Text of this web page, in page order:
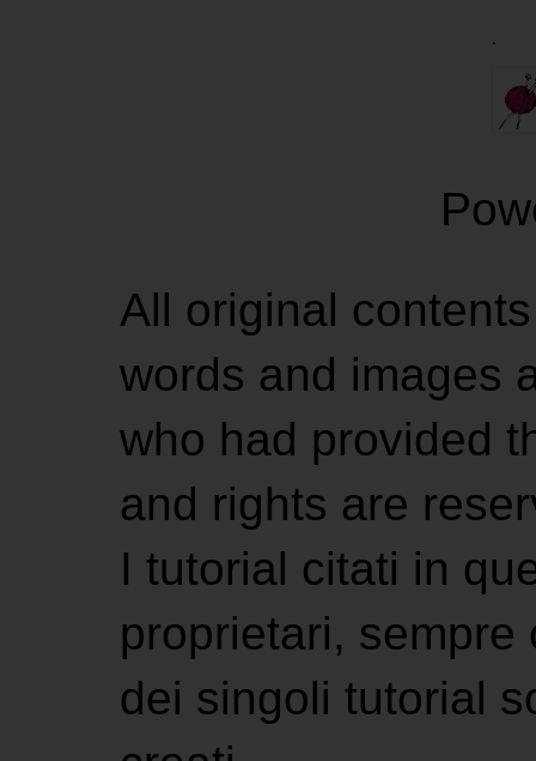
.
All original
words and images
who had provided
and rights are
I tutorial citati in
proprietari,
dei singoli tutorial